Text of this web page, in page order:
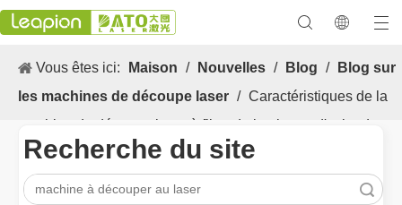
Vous êtes ici: Maison / Nouvelles / Blog /
Blog sur
les machines de découpe laser / Caractéristiques de la
machine de découpe laser à fibre de la plaque d'acier de
précision
Recherche du site